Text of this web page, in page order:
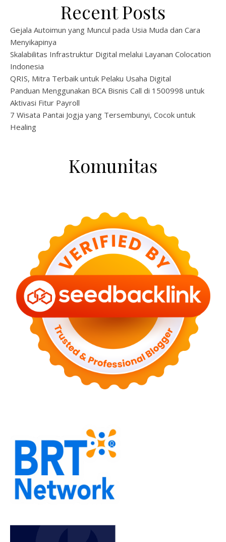
Recent Posts
Gejala Autoimun yang Muncul pada Usia Muda dan Cara
Menyikapinya
Skalabilitas Infrastruktur Digital melalui Layanan Colocation
Indonesia
QRIS, Mitra Terbaik untuk Pelaku Usaha Digital
Panduan Menggunakan BCA Bisnis Call di 1500998 untuk
Aktivasi Fitur Payroll
7 Wisata Pantai Jogja yang Tersembunyi, Cocok untuk
Healing
Komunitas